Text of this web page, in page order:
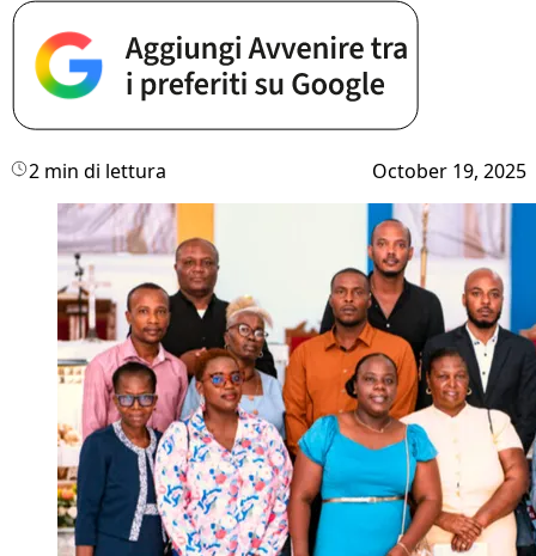
2 min di lettura October 19, 2025